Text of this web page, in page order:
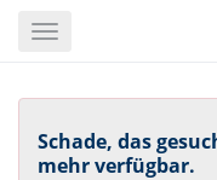
content
Toggle
Schade, das
mehr verfügbar.